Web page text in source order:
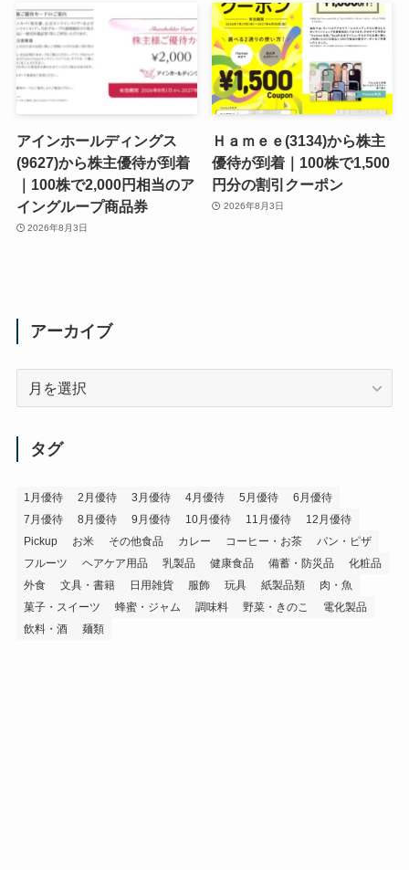
アインホールディングス
(9627)から株主優待が到着
｜100株で2,000円相当のア
イングループ商品券
2026年8月3日
Ｈａｍｅｅ(3134)から株主
優待が到着｜100株で1,500
円分の割引クーポン
2026年8月3日
アーカイブ
タグ
1月優待 2月優待 3月優待 4月優待 5月優待
6月優待
7月優待
8月優待 9月優待 10月優待 11月優待
12月優待
Pickup
お米 その他食品 カレー コーヒー・お茶
パン・ピザ
フルーツ
ヘアケア用品 乳製品 健康食品 備蓄・防災品
化粧品
外食
文具・書籍 日用雑貨 服飾 玩具 紙製品類
肉・魚
菓子・スイーツ
蜂蜜・ジャム 調味料 野菜・きのこ
電化製品
飲料・酒
麺類